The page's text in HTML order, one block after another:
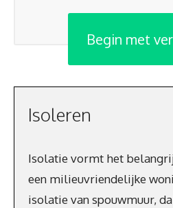
Begin met
Isoleren
Isolatie vormt het
een milieuvriendelijke
isolatie van spouwmuur,